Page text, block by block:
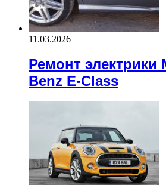
11.03.2026
Ремонт электрики
Benz E-Class